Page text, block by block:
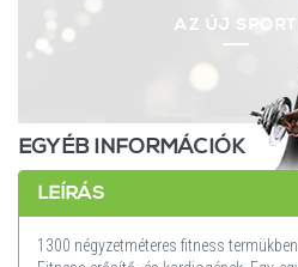
AZ ÚJ SPORT
EGYÉB INFORMÁCIÓK
LEÍRÁS
1300 négyzetméteres fitness